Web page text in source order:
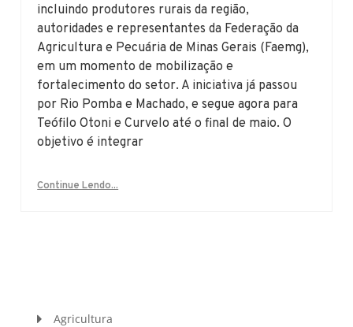
incluindo produtores rurais da região,
autoridades e representantes da Federação da
Agricultura e Pecuária de Minas Gerais (Faemg),
em um momento de mobilização e
fortalecimento do setor. A iniciativa já passou
por Rio Pomba e Machado, e segue agora para
Teófilo Otoni e Curvelo até o final de maio. O
objetivo é integrar
Continue Lendo...
Agricultura